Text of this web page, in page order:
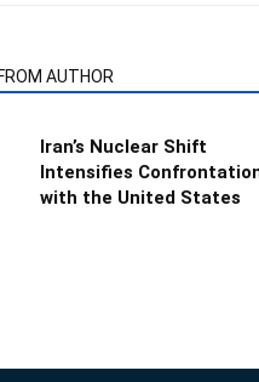
AUTHOR
Iran’s Nuclear Shift
Intensifies
with the United States